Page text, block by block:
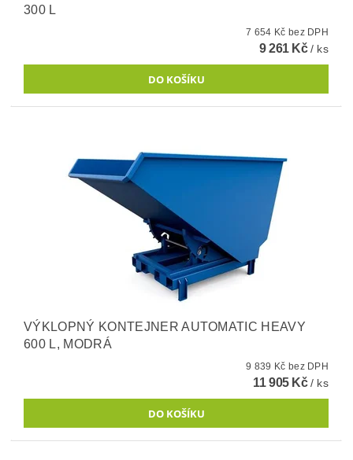
300 L
7 654 Kč bez DPH
9 261 Kč/ ks
VÝKLOPNÝ KONTEJNER AUTOMATIC HEAVY
600 L, MODRÁ
9 839 Kč bez DPH
11 905 Kč/ ks